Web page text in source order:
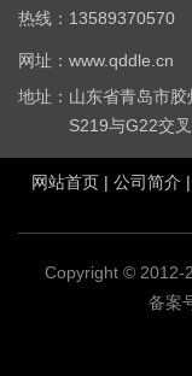
热线：13589370570
网址：www.qddle.cn
地址：山东省青岛市胶
S219与G22交
网站首页 | 公司简介 |
Copyright © 2012-
备案